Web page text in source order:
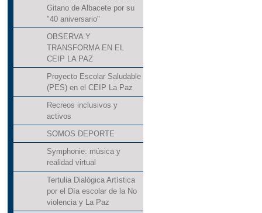
Gitano de Albacete por su
"40 aniversario"
OBSERVA Y
TRANSFORMA EN EL
CEIP LA PAZ
Proyecto Escolar Saludable
(PES) en el CEIP La Paz
Recreos inclusivos y
activos
SOMOS DEPORTE
Symphonie: música y
realidad virtual
Tertulia Dialógica Artística
por el Día escolar de la No
violencia y La Paz